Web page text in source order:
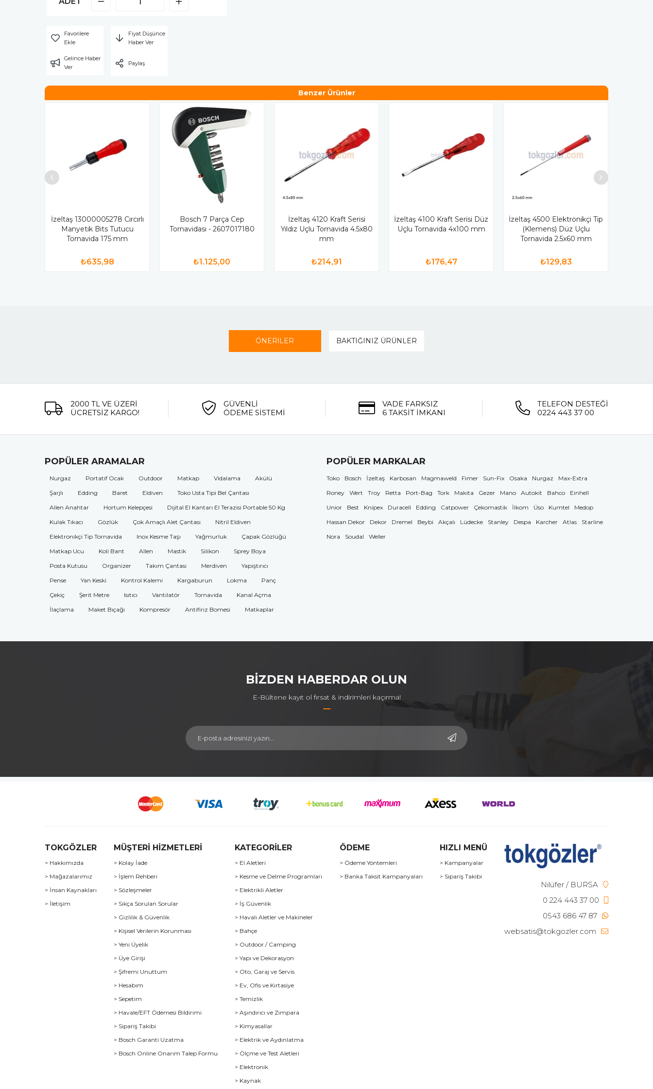
Favorilere
Ekle
Fiyat Düşünce
Haber Ver
Gelince Haber
Ver
Paylaş
Benzer Ürünler
İzeltaş 13000005278 Cırcırlı
Manyetik Bits Tutucu
Tornavida 175 mm
₺635,98
Bosch 7 Parça Cep
Tornavidası - 2607017180
₺1.125,00
İzeltaş 4120 Kraft Serisi
Yıldız Uçlu Tornavida 4.5x80
mm
₺214,91
İzeltaş 4100 Kraft Serisi Düz
Uçlu Tornavida 4x100 mm
₺176,47
İzeltaş 4500 Elektronikçi Tip
(Klemens) Düz Uçlu
Tornavida 2.5x60 mm
₺129,83
ÖNERİLER BAKTIĞINIZ ÜRÜNLER
2000 TL VE ÜZERİ
ÜCRETSİZ KARGO!
GÜVENLİ
ÖDEME SİSTEMİ
VADE FARKSIZ
6 TAKSİT İMKANI
TELEFON DESTEĞİ
0224 443 37 00
POPÜLER ARAMALAR
Nurgaz Portatif Ocak Outdoor Matkap Vidalama
Akülü
Şarjlı
Edding Baret Eldiven
Toko Usta Tipi Bel Çantası
Allen Anahtar
Hortum Kelepçesi
Dijital El Kantarı El Terazisi Portable 50 Kg
Kulak Tıkacı
Gözlük Çok Amaçlı Alet Çantası
Nitril Eldiven
Elektronikçi Tip Tornavida
Inox Kesme Taşı Yağmurluk
Çapak Gözlüğü
Matkap Ucu
Koli Bant Allen Mastik Silikon
Sprey Boya
Posta Kutusu
Organizer Takım Çantası Merdiven
Yapıştırıcı
Pense
Yan Keski Kontrol Kalemi Kargaburun Lokma
Panç
Çekiç
Şerit Metre Isıtıcı Vantilatör Tornavida
Kanal Açma
İlaçlama
Maket Bıçağı Kompresör Antifiriz Bomesi Matkaplar
POPÜLER MARKALAR
Toko Bosch İzeltaş Karbosan Magmaweld Fimer Sun-Fix Osaka Nurgaz
Max-Extra
Roney
Wert Troy Retta Port-Bag Tork Makita Gezer Mano Autokit Bahco
Einhell
Unior
Best Knipex Duracell Edding Catpower Çekomastik İlkom Üso Kumtel
Medop
Hassan Dekor
Dekor Dremel Beybi Akçalı Lüdecke Stanley Despa Karcher Atlas
Starline
Nora
Soudal Weller
BİZDEN HABERDAR OLUN
E-Bültene kayıt ol fırsat & indirimleri kaçırma!
TOKGÖZLER
> Hakkımızda
> Mağazalarımız
> İnsan Kaynakları
> İletişim
MÜŞTERİ HİZMETLERİ
> Kolay İade
> İşlem Rehberi
> Sözleşmeler
> Sıkça Sorulan Sorular
> Gizlilik & Güvenlik
> Kişisel Verilerin Korunması
> Yeni Üyelik
> Üye Girişi
> Şifremi Unuttum
> Hesabım
> Sepetim
> Havale/EFT Ödemesi Bildirimi
> Sipariş Takibi
> Bosch Garanti Uzatma
> Bosch Online Onarım Talep Formu
KATEGORİLER
> El Aletleri
> Kesme ve Delme Programları
> Elektrikli Aletler
> İş Güvenlik
> Havalı Aletler ve Makineler
> Bahçe
> Outdoor / Camping
> Yapı ve Dekorasyon
> Oto, Garaj ve Servis
> Ev, Ofis ve Kırtasiye
> Temizlik
> Aşındırıcı ve Zımpara
> Kimyasallar
> Elektrik ve Aydınlatma
> Ölçme ve Test Aletleri
> Elektronik
> Kaynak
ÖDEME
> Ödeme Yöntemleri
> Banka Taksit Kampanyaları
HIZLI MENÜ
> Kampanyalar
> Sipariş Takibi
Nilüfer / BURSA
0 224 443 37 00
0543 686 47 87
websatis@tokgozler.com